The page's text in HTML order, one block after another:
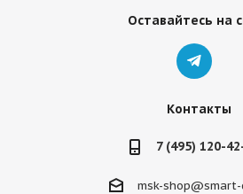
Оставайтесь на
Контакты
7 (495) 120-
msk-